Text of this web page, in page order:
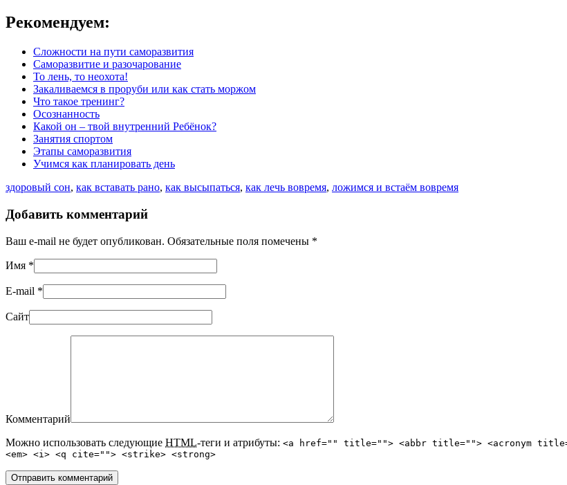
Рекомендуем:
Сложности на пути саморазвития
Саморазвитие и разочарование
То лень, то неохота!
Закаливаемся в проруби или как стать моржом
Что такое тренинг?
Осознанность
Какой он – твой внутренний Ребёнок?
Занятия спортом
Этапы саморазвития
Учимся как планировать день
здоровый сон, как вставать рано, как высыпаться, как лечь вовремя, ложимся и встаём вовремя
Добавить комментарий
Ваш e-mail не будет опубликован. Обязательные поля помечены *
Имя *
E-mail *
Сайт
Комментарий
Можно использовать следующие HTML-теги и атрибуты: <a href="" title=""> <abbr title=""> <acronym
<em> <i> <q cite=""> <strike> <strong>